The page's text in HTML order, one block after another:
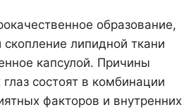
образование,
скопление липидной ткани
капсулой. Причины
состоят в комбинации
факторов и внутренних